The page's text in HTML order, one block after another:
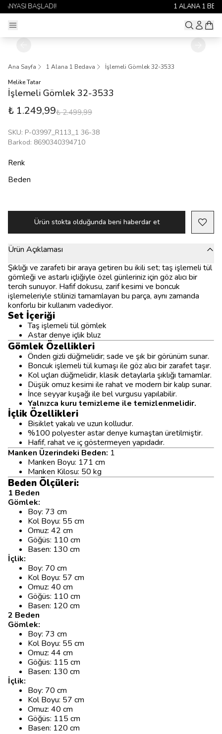
Ana Sayfa 1 Alana 1 Bedava
İşlemeli Gömlek 32-3533
Melike Tatar
İşlemeli Gömlek 32-3533
₺ 1.249,99₺ 2.499,99
SKU: P-03997_R113_1 36-38
Barkod: 8690340394710
Renk
Beden
Ürün stokta olduğunda beni haberdar et
Ürün Açıklaması
Şıklığı ve zarafeti bir araya getiren bu ikili set; taş işlemeli tül
gömleği ve astarlı içliğiyle özel günleriniz için göz alıcı bir
tercih sunuyor. Hafif dokusu, zarif kesimi ve boncuk
işlemeleriyle stilinizi tamamlayan bu parça, aynı zamanda
konforlu bir kullanım vadediyor.
Set İçeriği
Taş işlemeli tül gömlek
Astar denye içlik bluz
Gömlek Özellikleri
Önden gizli düğmelidir; sade ve şık bir görünüm sunar.
Boncuk işlemeli tül kumaşı ile göz alıcı bir zarafet taşır.
Kol uçları düğmelidir, klasik detaylarla şıklığı tamamlar.
Düşük omuz kesimi ile rahat ve modern bir kalıp sunar.
İnce seyyar kuşağı ile bel vurgusu yapılabilir.
Yalnızca kuru temizleme ile temizlenmelidir.
İçlik Özellikleri
Bisiklet yakalı ve uzun kolludur.
%100 polyester astar denye kumaştan üretilmiştir.
Hafif, rahat ve iç göstermeyen yapıdadır.
Manken Üzerindeki Beden: 1
Manken Boyu: 171 cm
Manken Kilosu: 50 kg
Beden Ölçüleri:
1 Beden
Gömlek:
Boy: 73 cm
Kol Boyu: 55 cm
Omuz: 42 cm
Göğüs: 110 cm
Basen: 130 cm
İçlik:
Boy: 70 cm
Kol Boyu: 57 cm
Omuz: 40 cm
Göğüs: 110 cm
Basen: 120 cm
2 Beden
Gömlek:
Boy: 73 cm
Kol Boyu: 55 cm
Omuz: 44 cm
Göğüs: 115 cm
Basen: 130 cm
İçlik:
Boy: 70 cm
Kol Boyu: 57 cm
Omuz: 40 cm
Göğüs: 115 cm
Basen: 120 cm